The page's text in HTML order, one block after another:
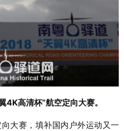
4K高清杯”航空定向大赛。
赛，填补国内户外运动又一